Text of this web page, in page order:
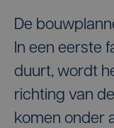
De
In een eerste
duurt, wordt
richting van
komen onder